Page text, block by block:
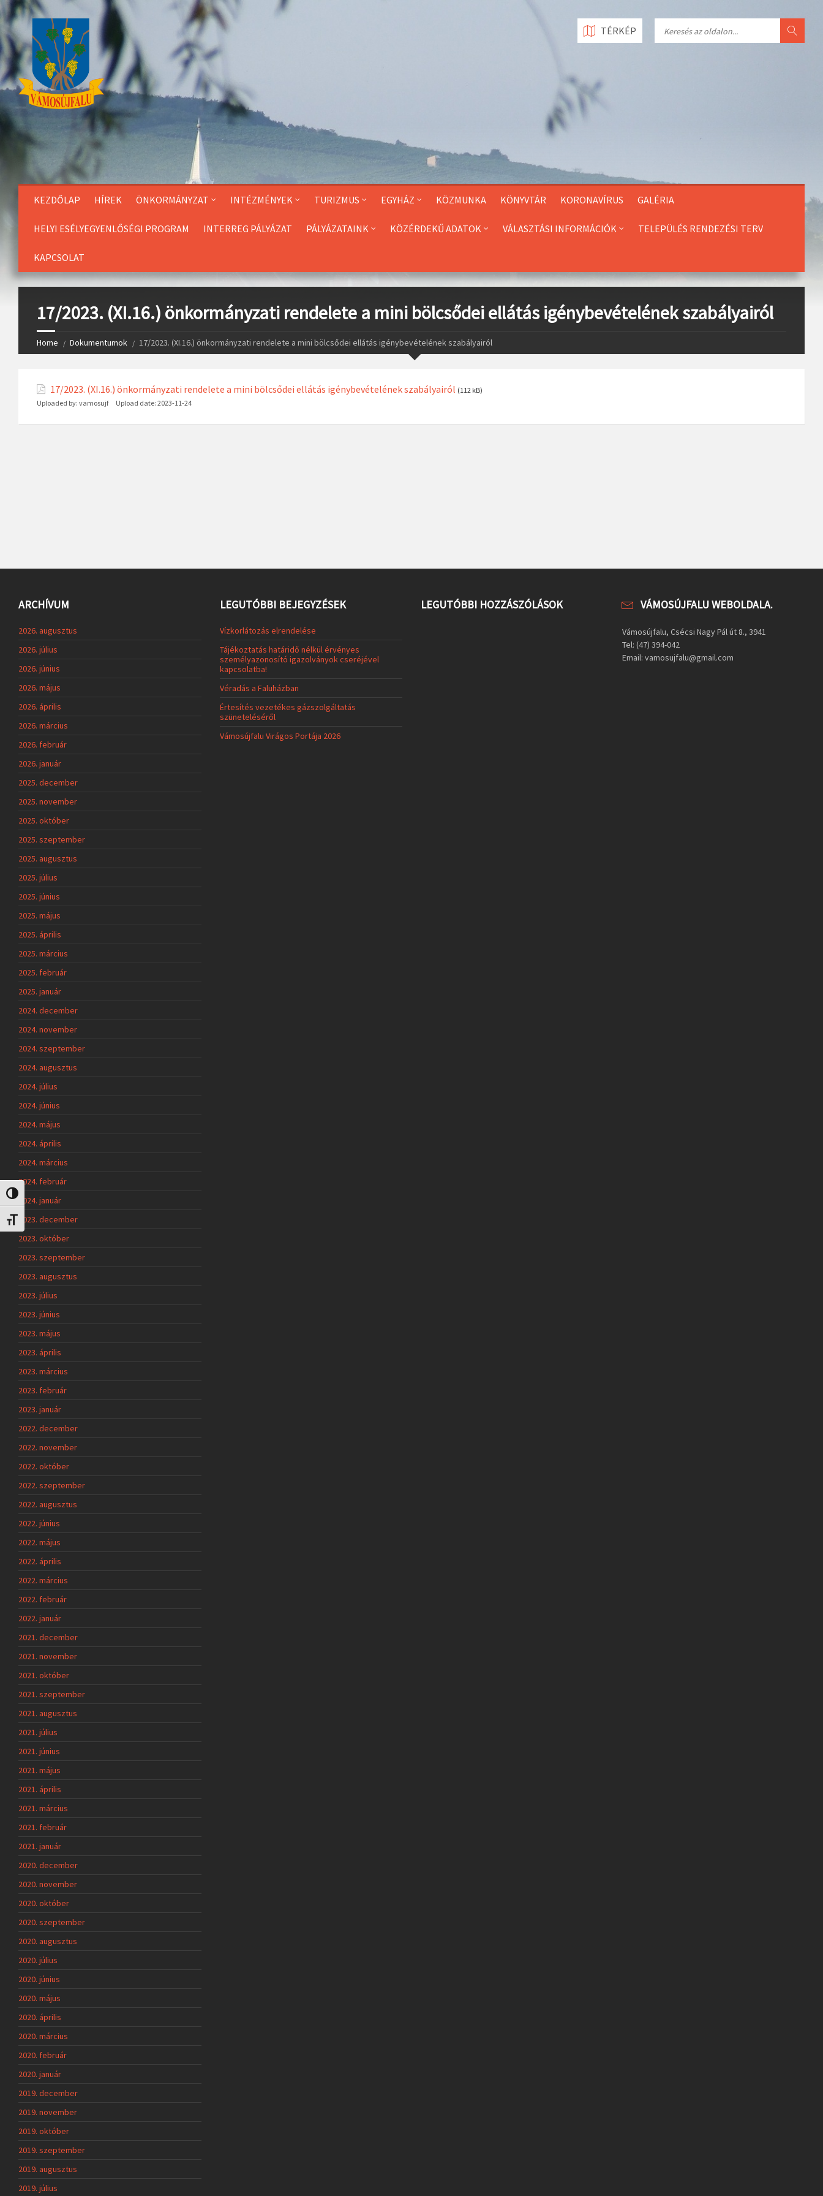
Skip
to
Content
Nagy kontraszt váltása
Betűméret váltása
KEZDŐLAP HÍREK ÖNKORMÁNYZAT INTÉZMÉNYEK TURIZMUS EGYHÁZ KÖZMUNKA KÖNYVTÁR KORONAVÍRUS GALÉRIA
HELYI ESÉLYEGYENLŐSÉGI PROGRAM INTERREG PÁLYÁZAT PÁLYÁZATAINK KÖZÉRDEKŰ ADATOK VÁLASZTÁSI INFORMÁCIÓK TELEPÜLÉS RENDEZÉSI TERV
KAPCSOLAT
TÉRKÉP
17/2023. (XI.16.) önkormányzati rendelete a mini bölcsődei ellátás igénybevételének szabályairól
Home Dokumentumok 17/2023. (XI.16.) önkormányzati rendelete a mini bölcsődei ellátás igénybevételének szabályairól
17/2023. (XI.16.) önkormányzati rendelete a mini bölcsődei ellátás igénybevételének szabályairól (112 kB)
Uploaded by: vamosujf Upload date: 2023-11-24
ARCHÍVUM
2026. augusztus
2026. július
2026. június
2026. május
2026. április
2026. március
2026. február
2026. január
2025. december
2025. november
2025. október
2025. szeptember
2025. augusztus
2025. július
2025. június
2025. május
2025. április
2025. március
2025. február
2025. január
2024. december
2024. november
2024. szeptember
2024. augusztus
2024. július
2024. június
2024. május
2024. április
2024. március
2024. február
2024. január
2023. december
2023. október
2023. szeptember
2023. augusztus
2023. július
2023. június
2023. május
2023. április
2023. március
2023. február
2023. január
2022. december
2022. november
2022. október
2022. szeptember
2022. augusztus
2022. június
2022. május
2022. április
2022. március
2022. február
2022. január
2021. december
2021. november
2021. október
2021. szeptember
2021. augusztus
2021. július
2021. június
2021. május
2021. április
2021. március
2021. február
2021. január
2020. december
2020. november
2020. október
2020. szeptember
2020. augusztus
2020. július
2020. június
2020. május
2020. április
2020. március
2020. február
2020. január
2019. december
2019. november
2019. október
2019. szeptember
2019. augusztus
2019. július
LEGUTÓBBI BEJEGYZÉSEK
Vízkorlátozás elrendelése
Tájékoztatás határidő nélkül érvényes
személyazonosító igazolványok cseréjével
kapcsolatba!
Véradás a Faluházban
Értesítés vezetékes gázszolgáltatás
szüneteléséről
Vámosújfalu Virágos Portája 2026
LEGUTÓBBI HOZZÁSZÓLÁSOK VÁMOSÚJFALU WEBOLDALA.
Vámosújfalu, Csécsi Nagy Pál út 8., 3941
Tel: (47) 394-042
Email: vamosujfalu@gmail.com